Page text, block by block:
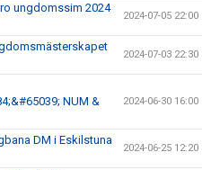
ungdomssim 2024
2024-07-05 22:00
2024-07-03 22:30
NUM &
2024-06-30 16:00
DM i Eskilstuna
2024-06-25 12:20